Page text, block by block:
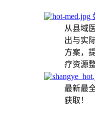
从县域
出与实
方案，
疗资源
最新最
获取！